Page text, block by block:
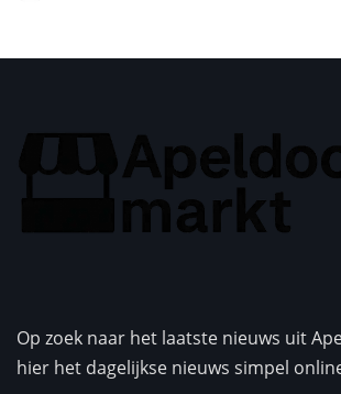
Op zoek naar het laatste nieuws uit
hier het dagelijkse nieuws simpel